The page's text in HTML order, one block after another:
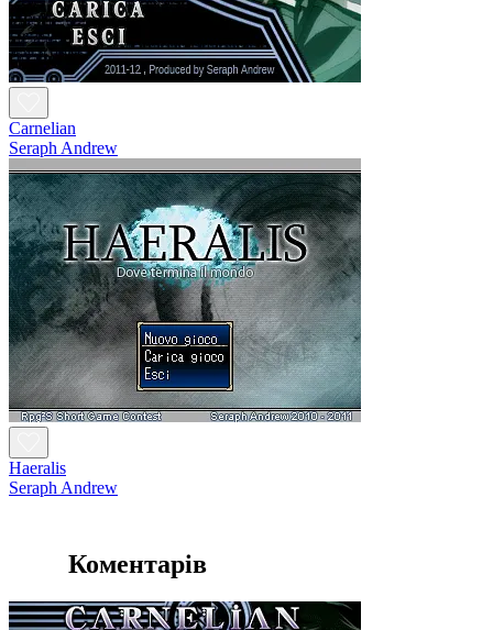
Carnelian
Seraph Andrew
Haeralis
Seraph Andrew
Коментарів